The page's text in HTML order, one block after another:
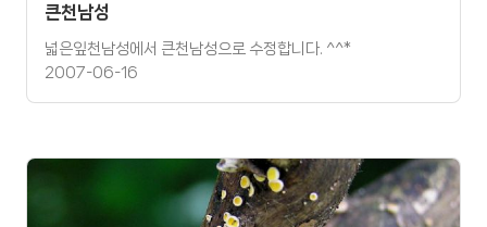
큰천남성
넓은잎천남성에서 큰천남성으로 수정합니다. ^^*
2007-06-16